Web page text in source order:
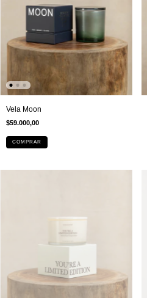
Vela Moon
$59.000,00
COMPRAR